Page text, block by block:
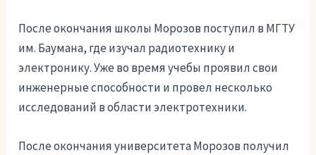
После окончания школы Морозов поступил в МГТУ
им. Баумана, где изучал радиотехнику и
электронику. Уже во время учебы проявил свои
инженерные способности и провел несколько
исследований в области электротехники.
После окончания университета Морозов получил